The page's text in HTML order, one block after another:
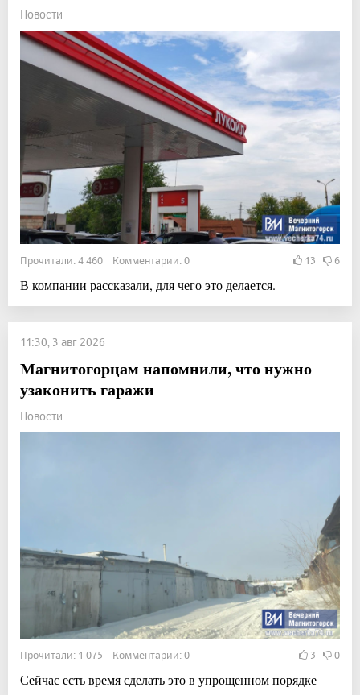
Новости
Прочитали: 4 460 Комментарии: 0 13 6
В компании рассказали, для чего это делается.
11:30, 3 авг 2026
Магнитогорцам напомнили, что нужно
узаконить гаражи
Новости
Прочитали: 1 075 Комментарии: 0 3 0
Сейчас есть время сделать это в упрощенном порядке